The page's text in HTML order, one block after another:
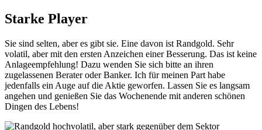
Starke Player
Sie sind selten, aber es gibt sie. Eine davon ist Randgold. Sehr
volatil, aber mit den ersten Anzeichen einer Besserung. Das ist keine
Anlageempfehlung! Dazu wenden Sie sich bitte an ihren
zugelassenen Berater oder Banker. Ich für meinen Part habe
jedenfalls ein Auge auf die Aktie geworfen. Lassen Sie es langsam
angehen und genießen Sie das Wochenende mit anderen schönen
Dingen des Lebens!